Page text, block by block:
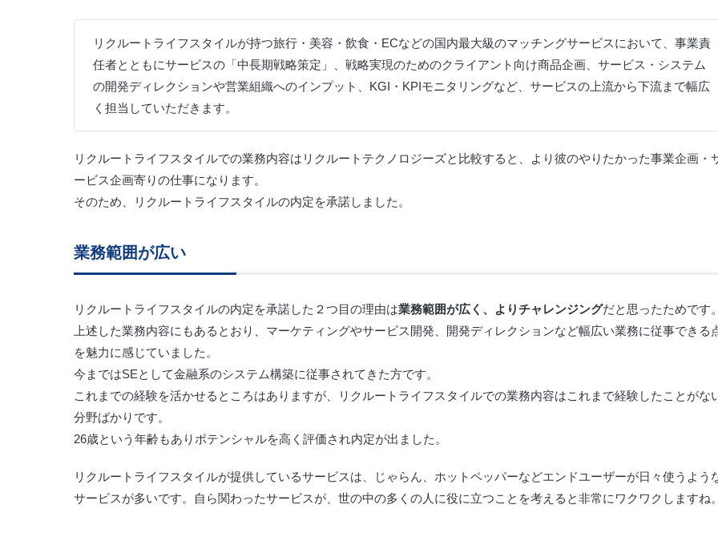
リクルートライフスタイルが持つ旅行・美容・飲食・ECなどの国内最大級のマッチングサービスにおいて、事業責
任者とともにサービスの「中長期戦略策定」、戦略実現のためのクライアント向け商品企画、サービス・システム
の開発ディレクションや営業組織へのインプット、KGI・KPIモニタリングなど、サービスの上流から下流まで幅広
く担当していただきます。
リクルートライフスタイルでの業務内容はリクルートテクノロジーズと比較すると、より彼のやりたかった事業企画・
ービス企画寄りの仕事になります。
そのため、リクルートライフスタイルの内定を承諾しました。
業務範囲が広い
リクルートライフスタイルの内定を承諾した２つ目の理由は業務範囲が広く、よりチャレンジングだと思ったためです
上述した業務内容にもあるとおり、マーケティングやサービス開発、開発ディレクションなど幅広い業務に従事できる
を魅力に感じていました。
今まではSEとして金融系のシステム構築に従事されてきた方です。
これまでの経験を活かせるところはありますが、リクルートライフスタイルでの業務内容はこれまで経験したことがな
分野ばかりです。
26歳という年齢もありポテンシャルを高く評価され内定が出ました。
リクルートライフスタイルが提供しているサービスは、じゃらん、ホットペッパーなどエンドユーザーが日々使うよう
サービスが多いです。自ら関わったサービスが、世の中の多くの人に役に立つことを考えると非常にワクワクしますね